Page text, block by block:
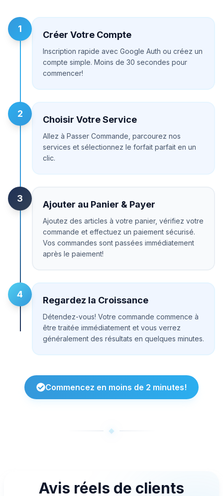
1
Créer Votre Compte
Inscription rapide avec Google Auth ou créez un
compte simple. Moins de 30 secondes pour
commencer!
2
Choisir Votre Service
Allez à Passer Commande, parcourez nos
services et sélectionnez le forfait parfait en un
clic.
3
Ajouter au Panier & Payer
Ajoutez des articles à votre panier, vérifiez votre
commande et effectuez un paiement sécurisé.
Vos commandes sont passées immédiatement
après le paiement!
4
Regardez la Croissance
Détendez-vous! Votre commande commence à
être traitée immédiatement et vous verrez
généralement des résultats en quelques minutes.
Commencez en moins de 2 minutes!
Avis réels de clients